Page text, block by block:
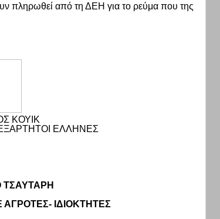
πληρωθεί από τη ΔΕΗ για το ρεύμα που της
ΚΟΥΙΚ
ΕΛΛΗΝΕΣ
ΤΣΑΥΤΑΡΗ
ΙΔΙΟΚΤΗΤΕΣ